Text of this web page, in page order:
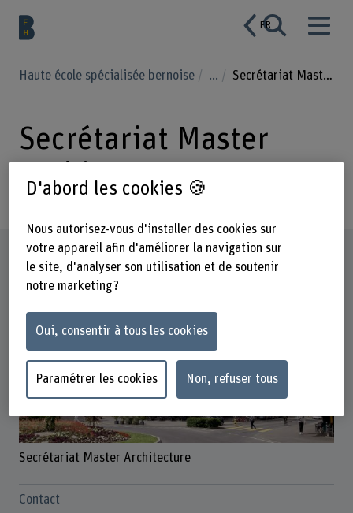
FR
Haute école spécialisée bernoise ... Secrétariat Master Architecture Rue d'Aarberg
Secrétariat Master
Architecture
Profil
Secrétariat Master Architecture
Contact
D'abord les cookies 🍪
Nous autorisez-vous d'installer des cookies sur
votre appareil afin d'améliorer la navigation sur
le site, d'analyser son utilisation et de soutenir
notre marketing ?
Oui, consentir à tous les cookies
Paramétrer les cookies Non, refuser tous